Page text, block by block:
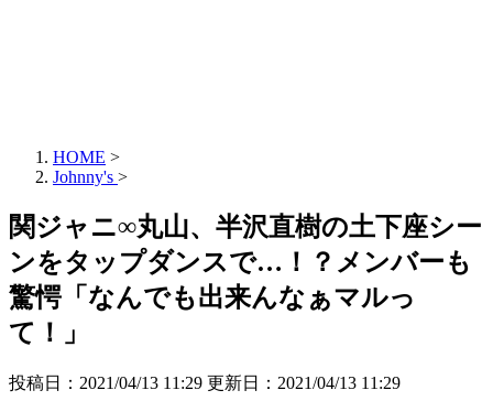
HOME >
Johnny's >
関ジャニ∞丸山、半沢直樹の土下座シー
ンをタップダンスで…！？メンバーも
驚愕「なんでも出来んなぁマルっ
て！」
投稿日：2021/04/13 11:29 更新日： 2021/04/13 11:29